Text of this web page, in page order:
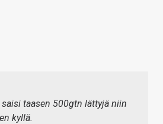
taasen 500gtn lättyjä niin
kyllä.